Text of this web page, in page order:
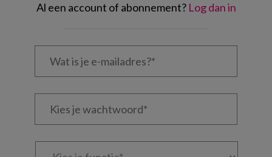
Al een account of abonnement? Log dan in
Wat
Kies
Kies